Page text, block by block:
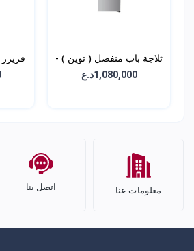
ثلاجة باب منفصل ( توين ) -
سعة 384 لتر - GC- 1,080,000د.ع
معلومات عنا اتصل بنا